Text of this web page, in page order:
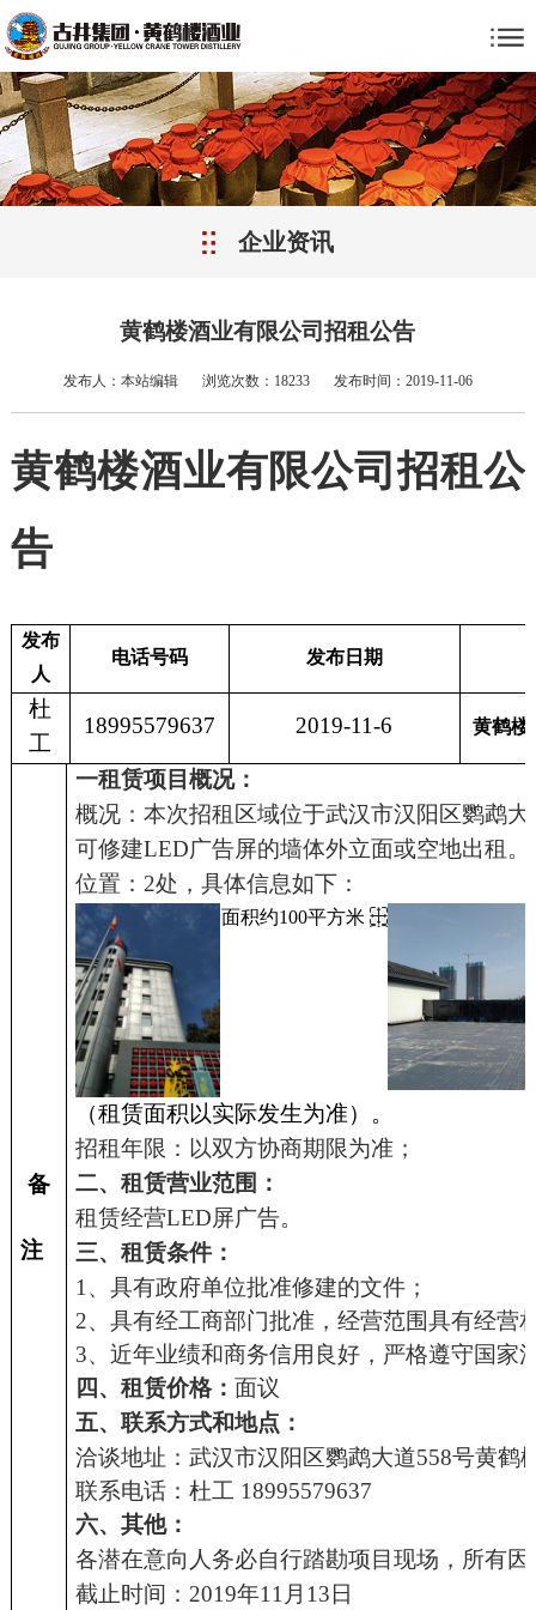
企业资讯
黄鹤楼酒业有限公司招租公告
发布人：本站编辑 浏览次数：18233 发布时间：2019-11-06
黄鹤楼酒业有限公司招租公
告
发布
人
电话号码 发布日期
杜
工
18995579637 2019-11-6 黄鹤楼
备
注
一租赁项目概况：
概况：本次招租区域位于武汉市汉阳区鹦鹉大
可修建LED广告屏的墙体外立面或空地出租。
位置： 2处，具体信息如下：
面积约100平方米
（租赁面积以实际发生为准）。
招租年限：以双方协商期限为准；
二、租赁营业范围：
租赁经营LED屏广告。
三、租赁条件：
1、具有政府单位批准修建的文件；
2、具有经工商部门批准，经营范围具有经营
3、近年业绩和商务信用良好，严格遵守国家
四 、租赁价格：面议
五、联系方式和地点：
洽谈地址：武汉市汉阳区鹦鹉大道558号黄鹤
联系电话：杜工 18995579637
六、其他：
各潜在意向人务必自行踏勘项目现场 ，所有
截止时间：2019年11月13日